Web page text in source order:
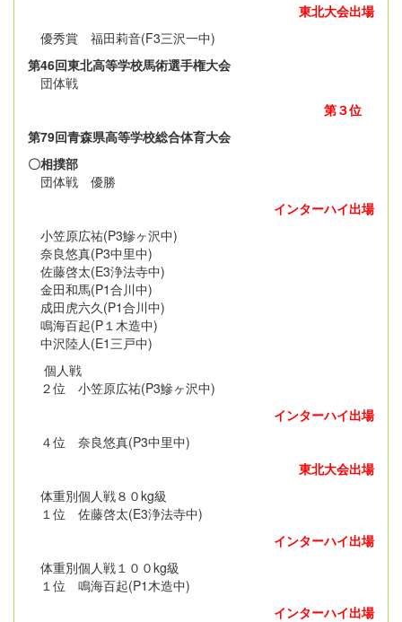
東北大会出場
優秀賞 福田莉音(F3三沢一中)
第46回東北高等学校馬術選手権大会
団体戦
第３位
第79回青森県高等学校総合体育大会
〇相撲部
団体戦 優勝
インターハイ出場
小笠原広祐(P3鰺ヶ沢中)
奈良悠真(P3中里中)
佐藤啓太(E3浄法寺中)
金田和馬(P1合川中)
成田虎六久(P1合川中)
鳴海百起(P１木造中)
中沢陸人(E1三戸中)
個人戦
２位 小笠原広祐(P3鰺ヶ沢中)
インターハイ出場
４位 奈良悠真(P3中里中)
東北大会出場
体重別個人戦８０kg級
１位 佐藤啓太(E3浄法寺中)
インターハイ出場
体重別個人戦１００kg級
１位 鳴海百起(P1木造中)
インターハイ出場